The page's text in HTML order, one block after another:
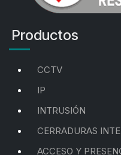
Productos
CCTV
IP
INTRUSIÓN
CERRADURAS
ACCESO Y